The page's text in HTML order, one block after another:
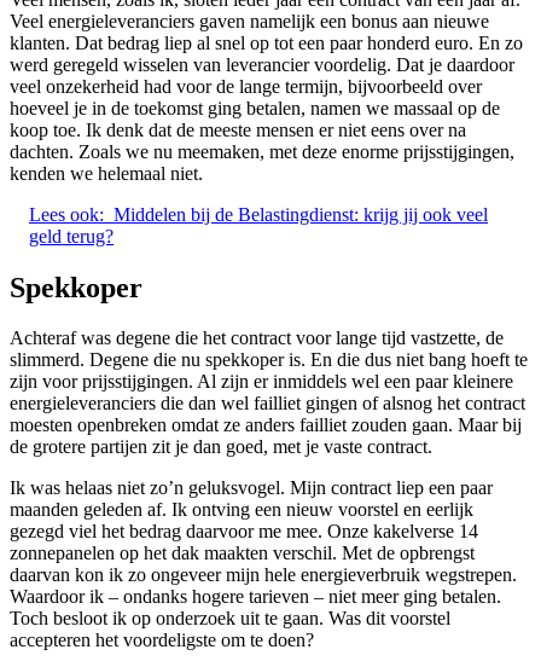
Veel energieleveranciers gaven namelijk een bonus aan nieuwe
klanten. Dat bedrag liep al snel op tot een paar honderd euro. En zo
werd geregeld wisselen van leverancier voordelig. Dat je daardoor
veel onzekerheid had voor de lange termijn, bijvoorbeeld over
hoeveel je in de toekomst ging betalen, namen we massaal op de
koop toe. Ik denk dat de meeste mensen er niet eens over na
dachten. Zoals we nu meemaken, met deze enorme prijsstijgingen,
kenden we helemaal niet.
Lees ook: Middelen bij de Belastingdienst: krijg jij ook veel
geld terug?
Spekkoper
Achteraf was degene die het contract voor lange tijd vastzette, de
slimmerd. Degene die nu spekkoper is. En die dus niet bang hoeft te
zijn voor prijsstijgingen. Al zijn er inmiddels wel een paar kleinere
energieleveranciers die dan wel failliet gingen of alsnog het contract
moesten openbreken omdat ze anders failliet zouden gaan. Maar bij
de grotere partijen zit je dan goed, met je vaste contract.
Ik was helaas niet zo’n geluksvogel. Mijn contract liep een paar
maanden geleden af. Ik ontving een nieuw voorstel en eerlijk
gezegd viel het bedrag daarvoor me mee. Onze kakelverse 14
zonnepanelen op het dak maakten verschil. Met de opbrengst
daarvan kon ik zo ongeveer mijn hele energieverbruik wegstrepen.
Waardoor ik – ondanks hogere tarieven – niet meer ging betalen.
Toch besloot ik op onderzoek uit te gaan. Was dit voorstel
accepteren het voordeligste om te doen?